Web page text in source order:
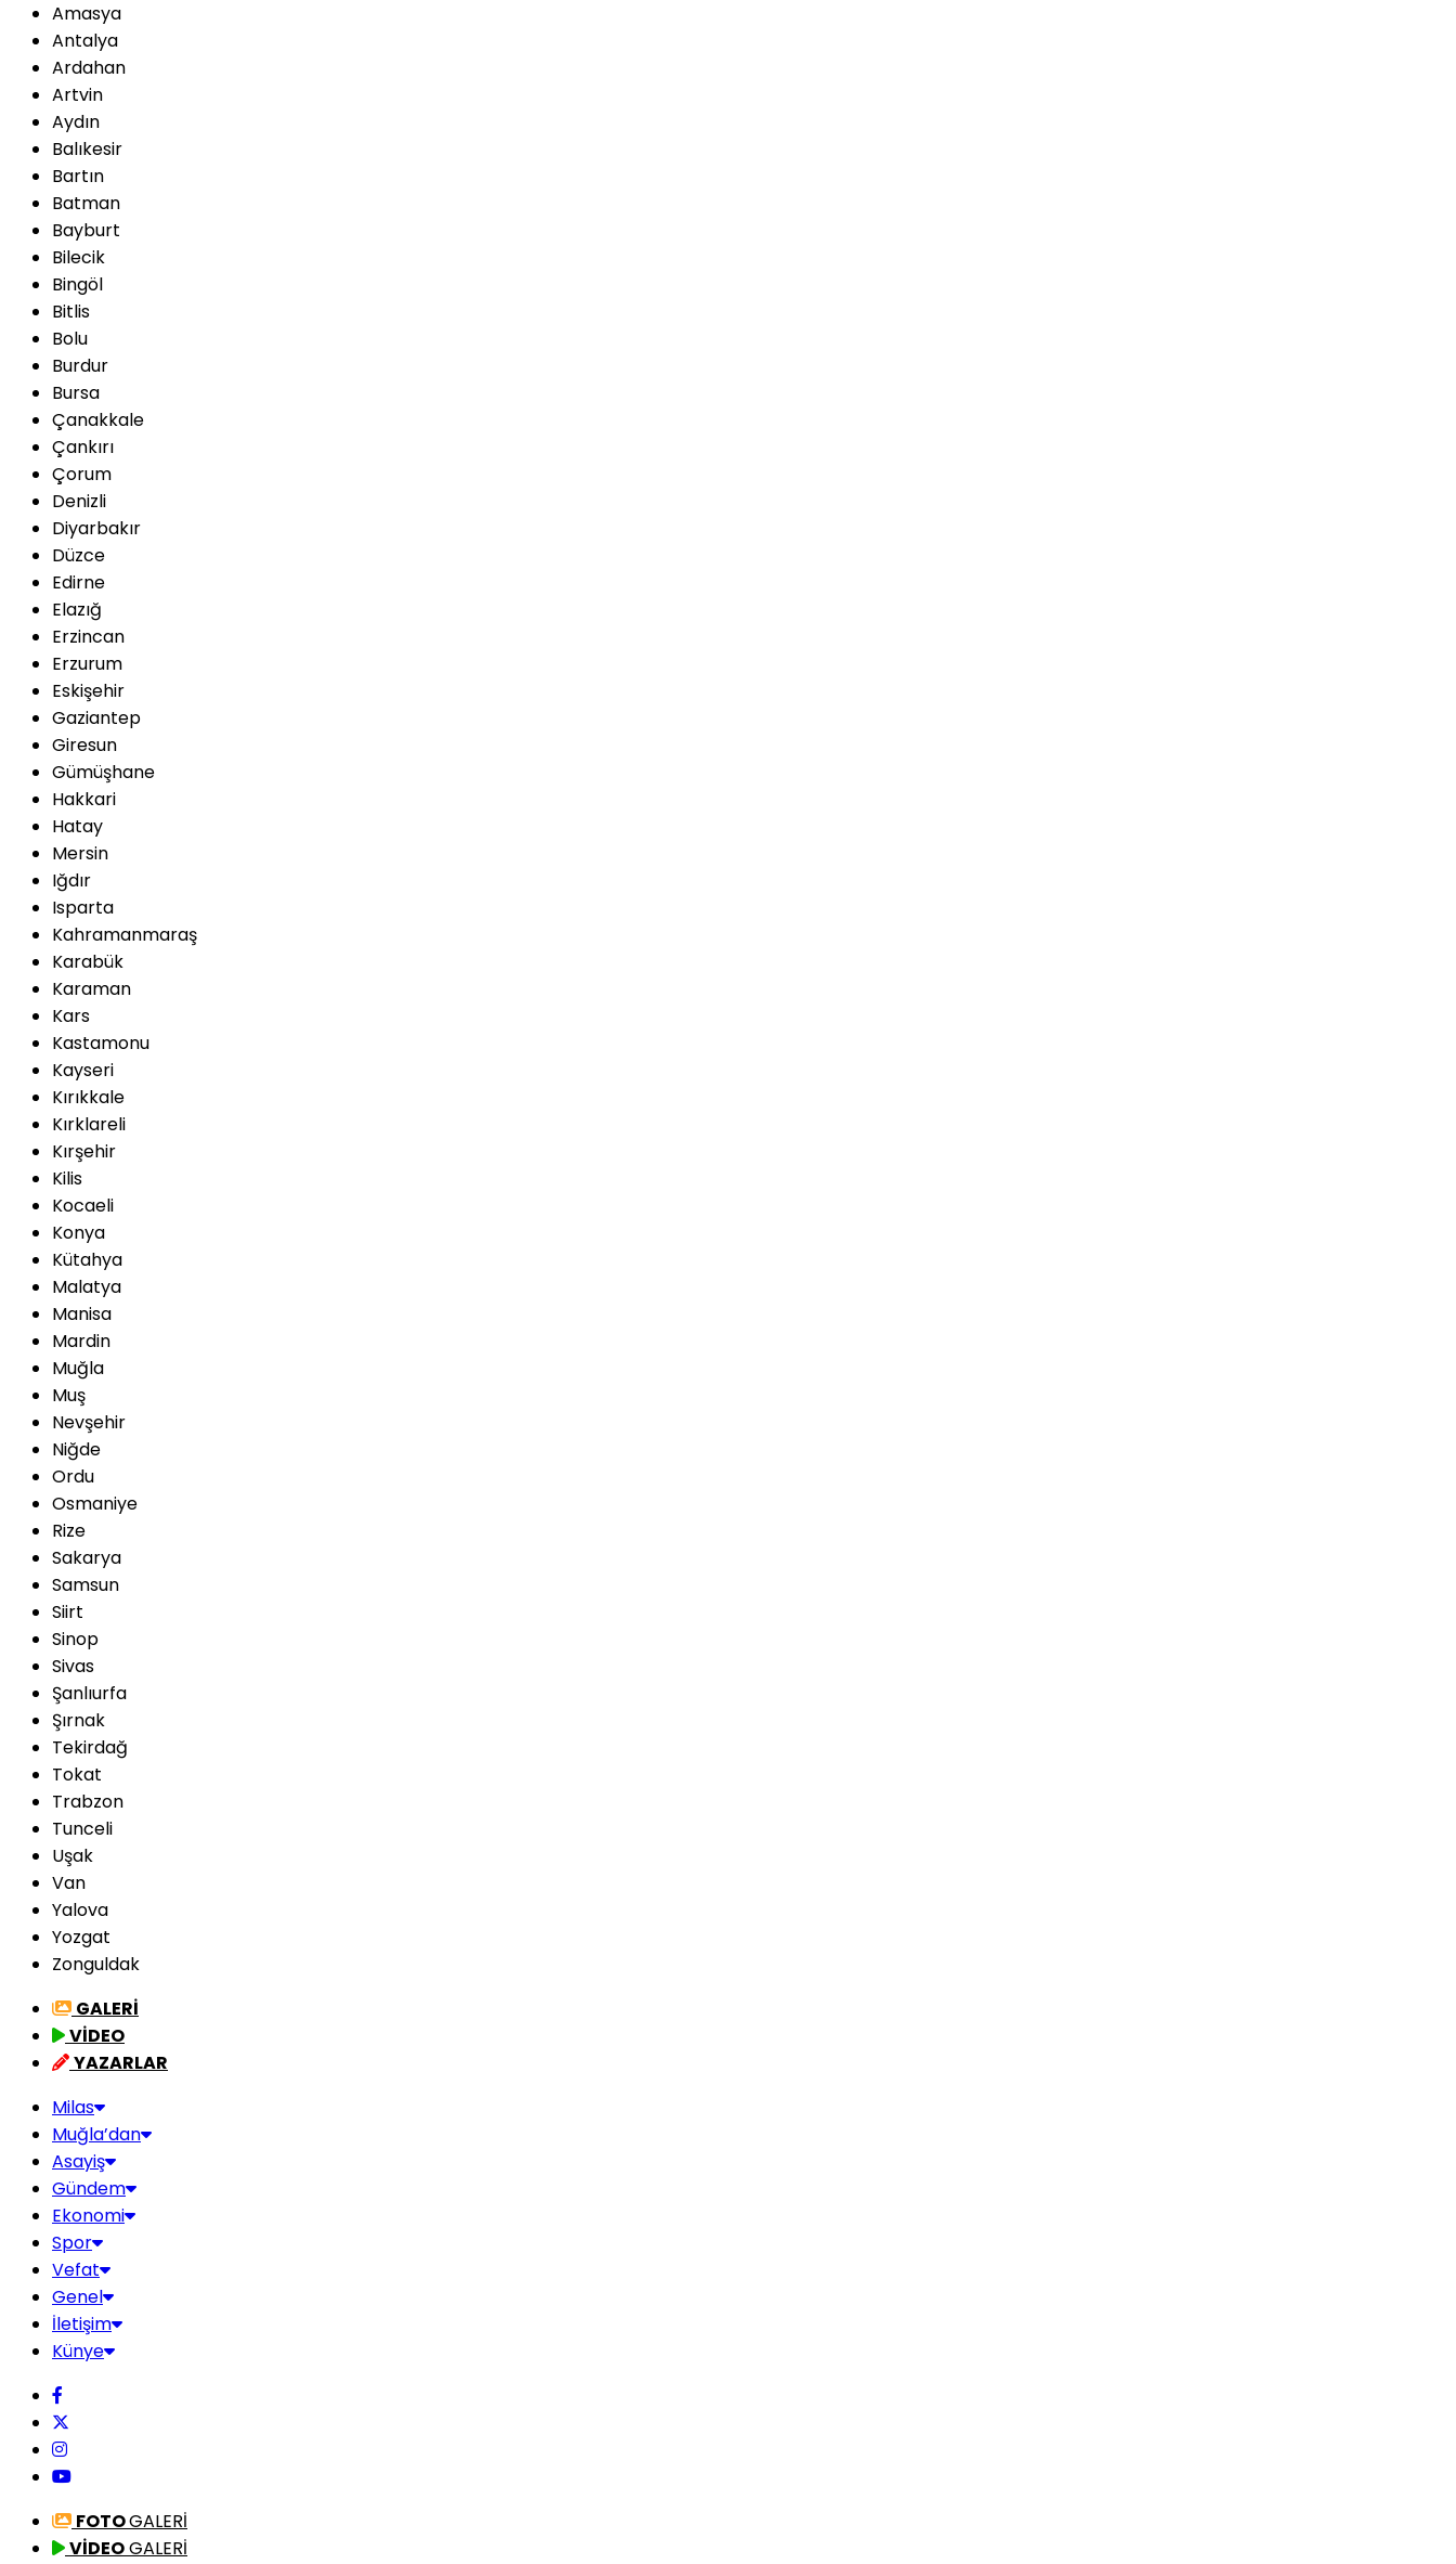
Amasya
Antalya
Ardahan
Artvin
Aydın
Balıkesir
Bartın
Batman
Bayburt
Bilecik
Bingöl
Bitlis
Bolu
Burdur
Bursa
Çanakkale
Çankırı
Çorum
Denizli
Diyarbakır
Düzce
Edirne
Elazığ
Erzincan
Erzurum
Eskişehir
Gaziantep
Giresun
Gümüşhane
Hakkari
Hatay
Mersin
Iğdır
Isparta
Kahramanmaraş
Karabük
Karaman
Kars
Kastamonu
Kayseri
Kırıkkale
Kırklareli
Kırşehir
Kilis
Kocaeli
Konya
Kütahya
Malatya
Manisa
Mardin
Muğla
Muş
Nevşehir
Niğde
Ordu
Osmaniye
Rize
Sakarya
Samsun
Siirt
Sinop
Sivas
Şanlıurfa
Şırnak
Tekirdağ
Tokat
Trabzon
Tunceli
Uşak
Van
Yalova
Yozgat
Zonguldak
GALERİ
VİDEO
YAZARLAR
Milas
Muğla’dan
Asayiş
Gündem
Ekonomi
Spor
Vefat
Genel
İletişim
Künye
FOTOGALERİ
VİDEOGALERİ